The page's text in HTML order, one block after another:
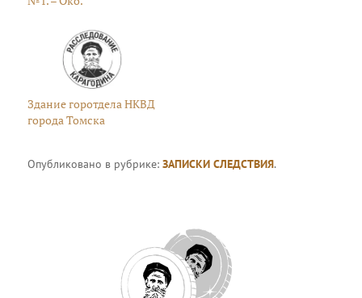
Здание горотдела НКВД
города Томска
Опубликовано в рубрике:ЗАПИСКИ СЛЕДСТВИЯ.